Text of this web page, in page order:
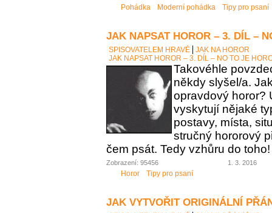
Pohádka Moderní pohádka Tipy pro psaní
JAK NAPSAT HOROR – 3. DÍL –
SPISOVATELEM HRAVĚ
JAK NA HOROR
JAK NAPSAT HOROR – 3. DÍL – NO TO JE
Takovéhle
někdy slyšel/a.
opravdový horor?
vyskytují nějaké
postavy, místa,
stručný hororový
čem psát. Tedy vzhůru do toho!
Zobrazení: 95456 1. 3. 2016
Horor Tipy pro psaní
JAK VYTVOŘIT ORIGINÁLNÍ